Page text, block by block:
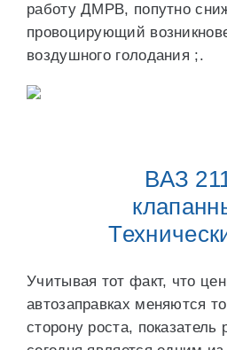
работу ДМРВ, попутно
провоцирующий
воздушного голодания ;.
ВАЗ
Учитывая тот факт, что
автозаправках меняются
сторону роста, показатель